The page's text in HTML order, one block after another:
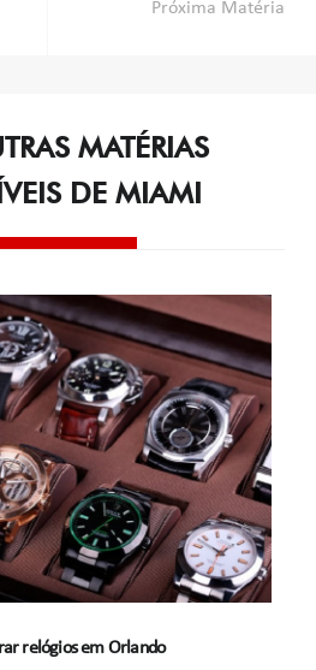
Próxima Matéria
MATÉRIAS
DE MIAMI
relógios em Orlando